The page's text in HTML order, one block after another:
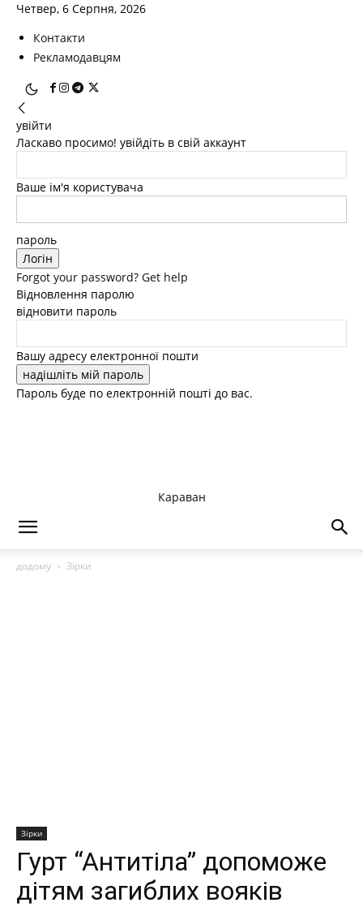
Четвер, 6 Серпня, 2026
Контакти
Рекламодавцям
увійти
Ласкаво просимо! увійдіть в свій аккаунт
Ваше ім'я користувача
пароль
Forgot your password? Get help
Відновлення паролю
відновити пароль
Вашу адресу електронної пошти
Пароль буде по електронній пошті до вас.
Караван
додому Зірки
Зірки
Гурт “Антитіла” допоможе
дітям загиблих вояків